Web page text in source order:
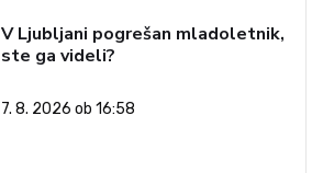
V Ljubljani pogrešan mladoletnik,
ste ga videli?
7. 8. 2026 ob 16:58